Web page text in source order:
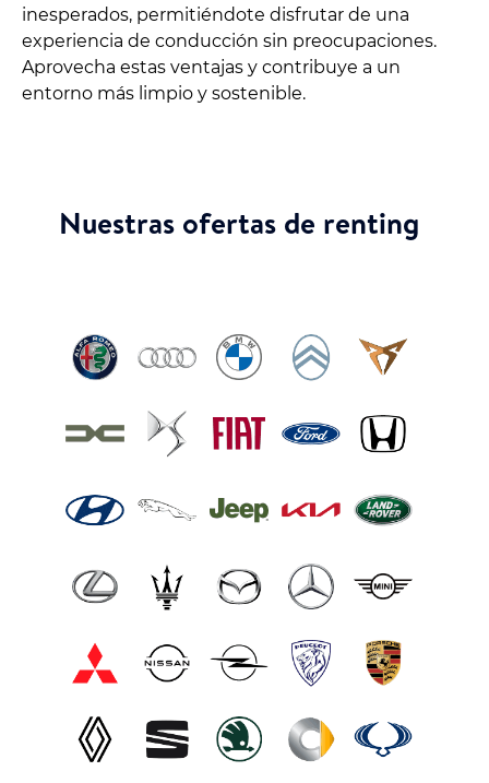
inesperados, permitiéndote disfrutar de una
experiencia de conducción sin preocupaciones.
Aprovecha estas ventajas y contribuye a un
entorno más limpio y sostenible.
Nuestras ofertas de renting